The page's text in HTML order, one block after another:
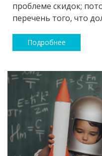
проблеме скидок;
перечень того, что
Подробнее